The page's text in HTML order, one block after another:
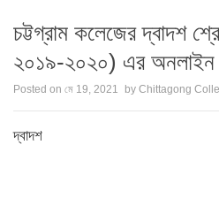
চট্টগ্রাম কলেজের দ্বাদশ
২০১৯-২০২০) এর অনলাইন
Posted on মে 19, 2021 by Chittagong
দ্বাদশ